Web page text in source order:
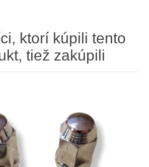
ktorí kúpili tento
tiež zakúpili